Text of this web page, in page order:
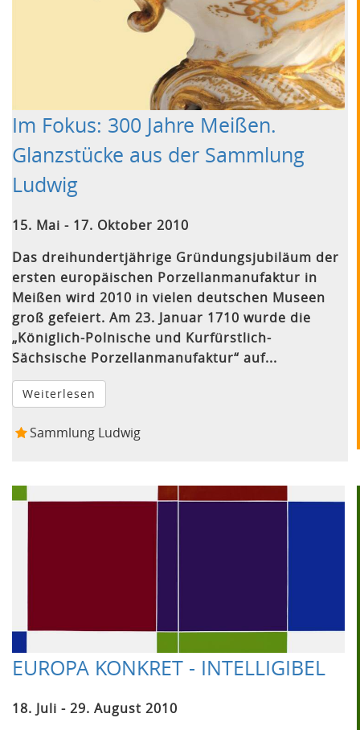
Im Fokus: 300 Jahre Meißen.
Glanzstücke aus der Sammlung
Ludwig
15. Mai - 17. Oktober 2010
Das dreihundertjährige Gründungsjubiläum der
ersten europäischen Porzellanmanufaktur in
Meißen wird 2010 in vielen deutschen Museen
groß gefeiert. Am 23. Januar 1710 wurde die
„Königlich-Polnische und Kurfürstlich-
Sächsische Porzellanmanufaktur“ auf...
Weiterlesen
Sammlung Ludwig
EUROPA KONKRET - INTELLIGIBEL
18. Juli - 29. August 2010